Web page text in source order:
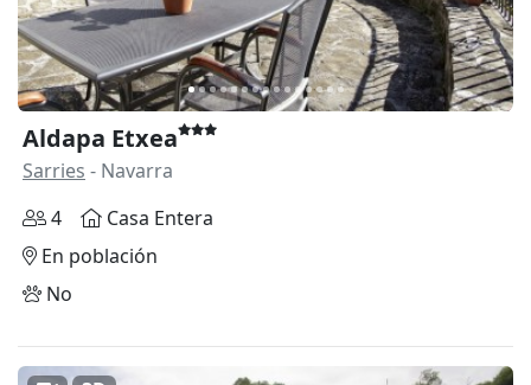
Aldapa Etxea
Sarries - Navarra
4
Casa Entera
En población
No